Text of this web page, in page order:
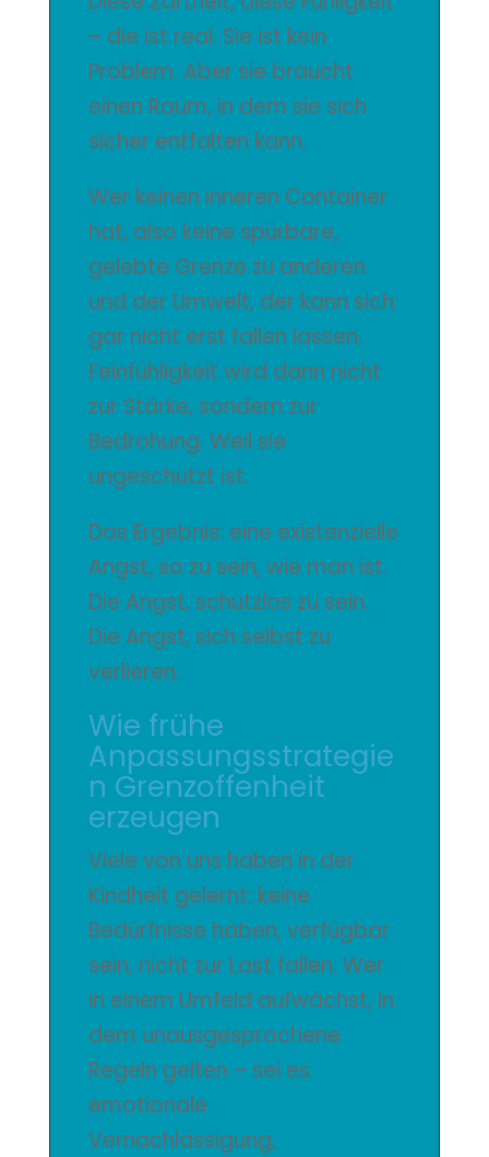
– die ist real. Sie ist kein
Problem. Aber sie braucht
einen Raum, in dem sie sich
sicher entfalten kann.
Wer keinen inneren Container
hat, also keine spürbare,
gelebte Grenze zu anderen
und der Umwelt, der kann sich
gar nicht erst fallen lassen.
Feinfühligkeit wird dann nicht
zur Stärke, sondern zur
Bedrohung. Weil sie
ungeschützt ist.
Das Ergebnis: eine existenzielle
Angst, so zu sein, wie man ist.
Die Angst, schutzlos zu sein.
Die Angst, sich selbst zu
verlieren.
Wie frühe
Anpassungsstrategie
n Grenzoffenheit
erzeugen
Viele von uns haben in der
Kindheit gelernt: keine
Bedürfnisse haben, verfügbar
sein, nicht zur Last fallen. Wer
in einem Umfeld aufwächst, in
dem unausgesprochene
Regeln gelten – sei es
emotionale
Vernachlässigung,